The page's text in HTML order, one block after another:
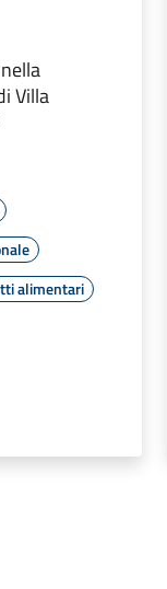
Villa
alimentari